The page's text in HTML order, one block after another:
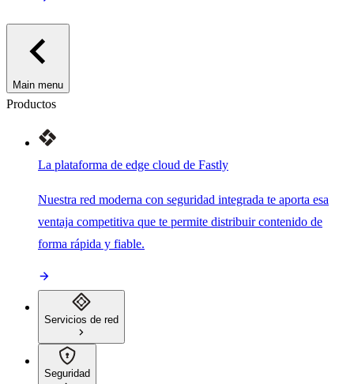
Main menu
Productos
La plataforma de edge cloud de Fastly
Nuestra red moderna con seguridad integrada te aporta esa
ventaja competitiva que te permite distribuir contenido de
forma rápida y fiable.
Servicios de red
Seguridad